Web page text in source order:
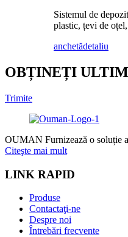
Sistemul de
plastic, țevi de
anchetădetaliu
OBȚINEȚI
Trimite
OUMAN Furnizează o soluție
Citeşte mai mult
LINK RAPID
Produse
Contactaţi-ne
Despre noi
Întrebări frecvente